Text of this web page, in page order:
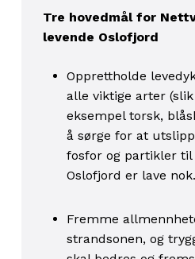
Tre hovedmål for
levende Oslofjord
Opprettholde
alle viktige arter
eksempel torsk,
å sørge for at
fosfor og partikler til
Oslofjord er lave nok.
Fremme
strandsonen, og